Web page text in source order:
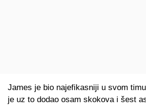
James je bio najefikasniji u svom
je uz to dodao osam skokova i šest